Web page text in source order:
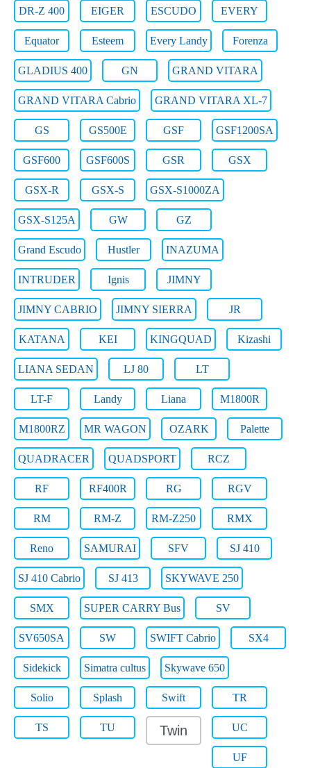
DR-Z 400 EIGER ESCUDO EVERY
Equator Esteem Every Landy Forenza
GLADIUS 400 GN GRAND VITARA
GRAND VITARA Cabrio GRAND VITARA XL-7
GS GS500E GSF GSF1200SA
GSF600 GSF600S GSR GSX
GSX-R GSX-S GSX-S1000ZA
GSX-S125A GW GZ
Grand Escudo Hustler INAZUMA
INTRUDER Ignis JIMNY
JIMNY CABRIO JIMNY SIERRA JR
KATANA KEI KINGQUAD Kizashi
LIANA SEDAN LJ 80 LT
LT-F Landy Liana M1800R
M1800RZ MR WAGON OZARK Palette
QUADRACER QUADSPORT RCZ
RF RF400R RG RGV
RM RM-Z RM-Z250 RMX
Reno SAMURAI SFV SJ 410
SJ 410 Cabrio SJ 413 SKYWAVE 250
SMX SUPER CARRY Bus SV
SV650SA SW SWIFT Cabrio SX4
Sidekick Simatra cultus Skywave 650
Solio Splash Swift TR
TS TU Twin UC
UF